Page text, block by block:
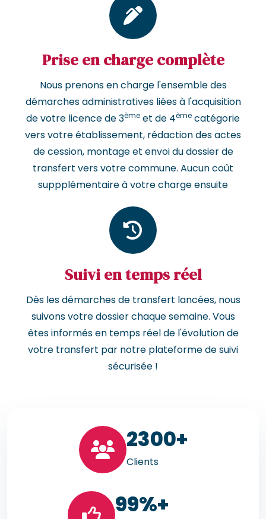
Prise en charge complète
Nous prenons en charge l'ensemble des
démarches administratives liées à l'acquisition
de votre licence de 3ème et de 4ème catégorie
vers votre établissement, rédaction des actes
de cession, montage et envoi du dossier de
transfert vers votre commune. Aucun coût
suppplémentaire à votre charge ensuite
Suivi en temps réel
Dès les démarches de transfert lancées, nous
suivons votre dossier chaque semaine. Vous
êtes informés en temps réel de l'évolution de
votre transfert par notre plateforme de suivi
sécurisée !
2300+
Clients
99%+